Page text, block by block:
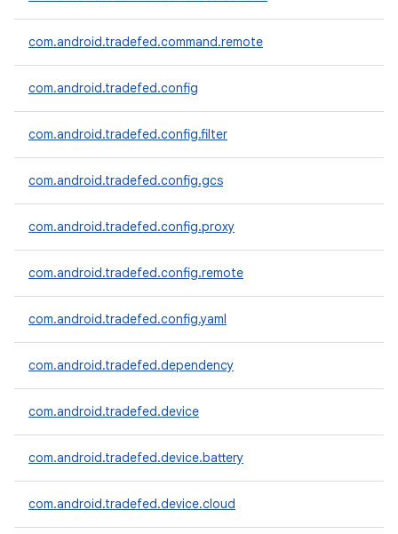
com.android.tradefed.command.remote
com.android.tradefed.config
com.android.tradefed.config.filter
com.android.tradefed.config.gcs
com.android.tradefed.config.proxy
com.android.tradefed.config.remote
com.android.tradefed.config.yaml
com.android.tradefed.dependency
com.android.tradefed.device
com.android.tradefed.device.battery
com.android.tradefed.device.cloud